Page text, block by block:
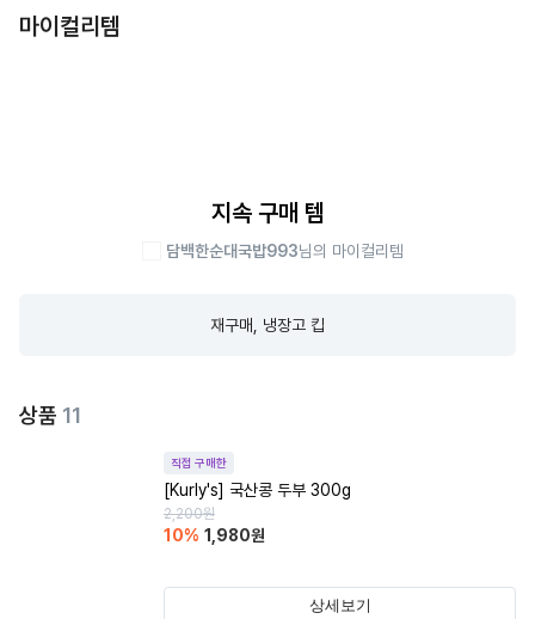
마이컬리템
지속 구매 템
담백한순대국밥993님의 마이컬리템
재구매, 냉장고 킵
상품 11
직접 구매한
[Kurly's] 국산콩 두부 300g
2,200원
10% 1,980원
상세보기